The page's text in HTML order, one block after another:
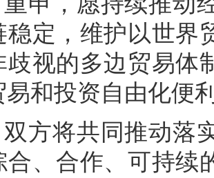
稳定，维护以世界
歧视的多边贸易体
易和投资自由化便
方将共同推动落
合、合作、可持续